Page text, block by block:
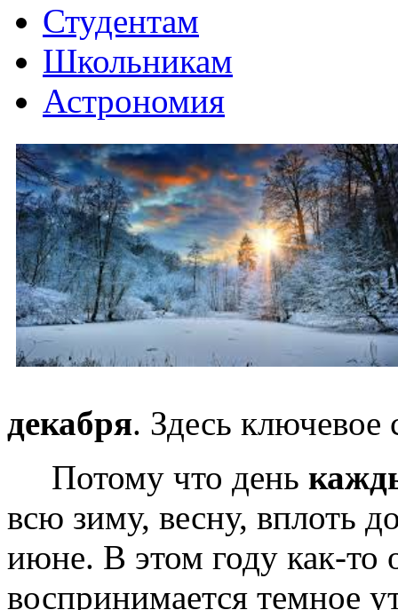
Студентам
Школьникам
Астрономия
декабря. Здесь ключевое
Потому что день
всю зиму, весну, вплоть
июне. В этом году как-то
воспринимается темное